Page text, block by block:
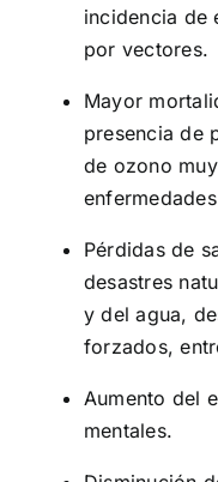
incidencia de
por vectores.
Mayor
presencia de
de ozono
Pérdidas de
desastres
y del agua,
forzados,
Aumento del
mentales.